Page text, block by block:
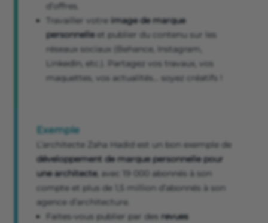
d’offres.
Travailler votre image de marque
personnelleet publier du contenu sur les
réseaux sociaux (Behance, Instagram,
LinkedIn, etc.). Partagez vos travaux, vos
maquettes, vos actualités… soyez créatifs !
Exemple
L’architecte Zaha Hadid est un bon exemple de
développement de marque personnelle pour
une architecte, avec 19 000 abonnés à son
compte et plus de 1,5 million d’abonnés à son
agence d’architecture.
Faites-vous publier par des revues